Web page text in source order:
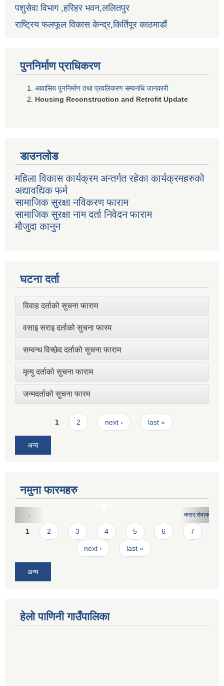
पशुसेवा विभाग ,हरिहर भवन,ललितपुर
राष्ट्रिय फलफूल विकास केन्द्र,किर्तिपूर काठमाडौं
पुननिर्माण प्राधिकरण
आवासिय पुननिर्माण तथा प्रवलिकरण सम्वनधि जानकारी
Housing Reconstruction and Retrofit Update
डाउनलोड
महिला विकास कार्यक्रम अन्तर्गत रहेका कार्यक्रमहरुको
अद्यावद्यिक फर्म
सामाजिक सुरक्षा नविकरण फाराम
सामाजिक सुरक्षा नाम दर्ता निवेदन फाराम
मौजुदा कानुन
घटना दर्ता
विवाह दर्ताको सुचना फाराम
वसाइ सराइ दर्ताको सुचना फारम
सम्वन्ध विच्छेद दर्ताको सुचना फाराम
मृत्यु दर्ताको सुचना फाराम
जन्मदर्ताको सुचना फारम
Pages1 2 next › last »
अन्य
नमुना फारमहरु
करार सेवाको लागि दरखास्त फारमः
Pages
1 2 3 4 5 6 7
next › last »
अन्य
हेलो पाणिनी गाउँपालिका